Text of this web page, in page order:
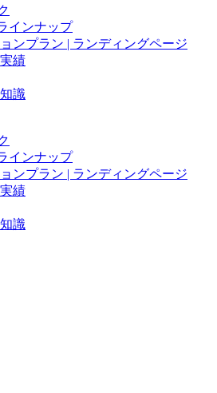
インナップ
ンプラン | ランディングページ
績
識
インナップ
ンプラン | ランディングページ
績
識